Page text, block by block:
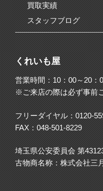
買取実績
スタッフブログ
くれいも屋
営業時間：10：00～20：
※ご来店の際は必ず事前
フリーダイヤル：0120-
FAX：048-501-8229
埼玉県公安委員会 第
古物商名称：株式会社三